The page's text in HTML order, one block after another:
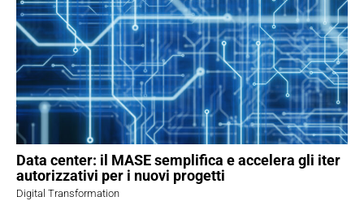
Data center: il MASE semplifica e accelera gli iter
autorizzativi per i nuovi progetti
Digital Transformation